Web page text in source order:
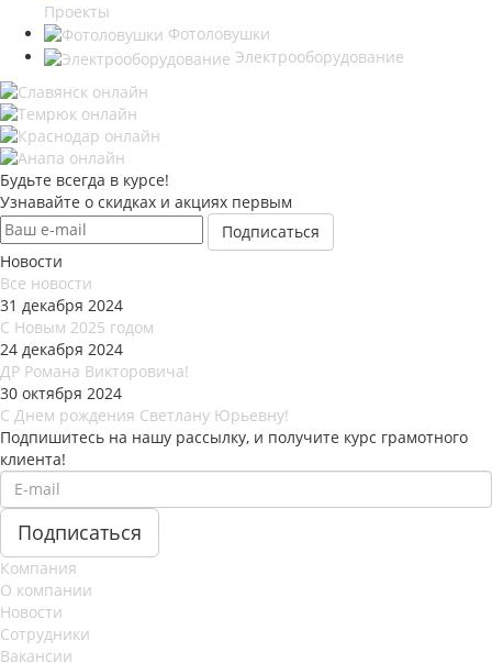
Проекты
Фотоловушки
Электрооборудование
Будьте всегда в курсе!
Узнавайте о скидках и акциях первым
Новости
Все новости
31 декабря 2024
С Новым 2025 годом
24 декабря 2024
ДР Романа Викторовича!
30 октября 2024
С Днем рождения Светлану Юрьевну!
Подпишитесь на нашу рассылку, и получите курс грамотного
клиента!
Компания
О компании
Новости
Сотрудники
Вакансии